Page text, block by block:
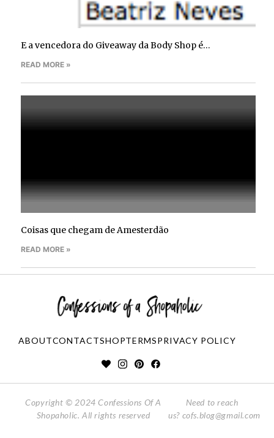
E a vencedora do Giveaway da Body Shop é…
READ MORE »
Coisas que chegam de Amesterdão
READ MORE »
ABOUTCONTACTSHOPTERMSPRIVACY POLICY
Copyright © 2024 Confessions Of A
Shopaholic. All rights reserved
Need to reach
us? cofs.blog@gmail.com